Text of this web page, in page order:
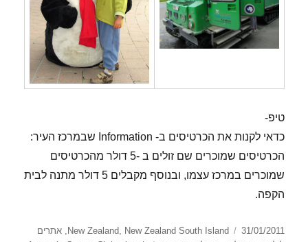
טיפ-
כדאי לקנות את הכרטיסים ב- Information שבמרכז העיר:
הכרטיסים שמוכרים שם זולים ב -5 דולר מהכרטיסים
שמוכרים במרכז עצמו, ובנוסף מקבלים 5 דולר מתנה לבית
הקפה.
פורסם
31/01/2011 קטגוריות New Zealand, New Zealand South Island
,אתרים